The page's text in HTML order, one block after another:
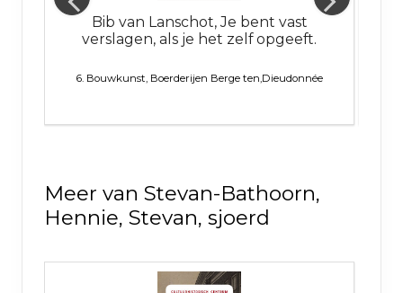
Bib van Lanschot, Je bent vast
verslagen, als je het zelf opgeeft.
6. Bouwkunst, Boerderijen Berge ten,Dieudonnée
Meer van Stevan-Bathoorn,
Hennie, Stevan, sjoerd